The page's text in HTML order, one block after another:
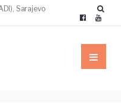
Sarajevo